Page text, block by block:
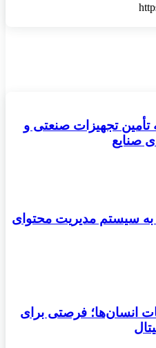
تجهیزات صنعتی و
صنایع
به سیستم مدیریت محتوای
انسان‌ها؛ فرصتی برای